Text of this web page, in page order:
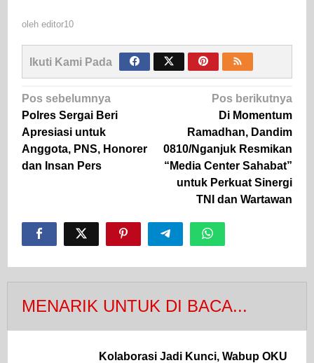
oleh editor10
Ikuti Kami Pada
Navigasi
pos
Pos sebelumnya
Polres Sergai Beri
Apresiasi untuk
Anggota, PNS, Honorer
dan Insan Pers
Pos berikutnya
Di Momentum
Ramadhan, Dandim
0810/Nganjuk Resmikan
“Media Center Sahabat”
untuk Perkuat Sinergi
TNI dan Wartawan
MENARIK UNTUK DI BACA...
Kolaborasi Jadi Kunci, Wabup OKU